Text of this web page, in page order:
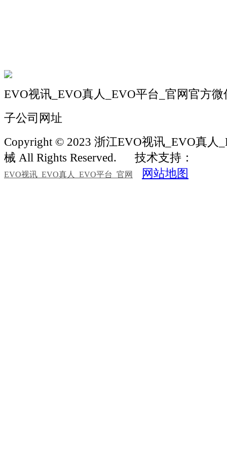
EVO视讯_EVO真人_EVO平台_官网官方微
子公司网址
Copyright © 2023 浙江EVO视讯_EVO真人
械 All Rights Reserved.
技术支持：
EVO视讯_EVO真人_EVO平台_官网 网站地图